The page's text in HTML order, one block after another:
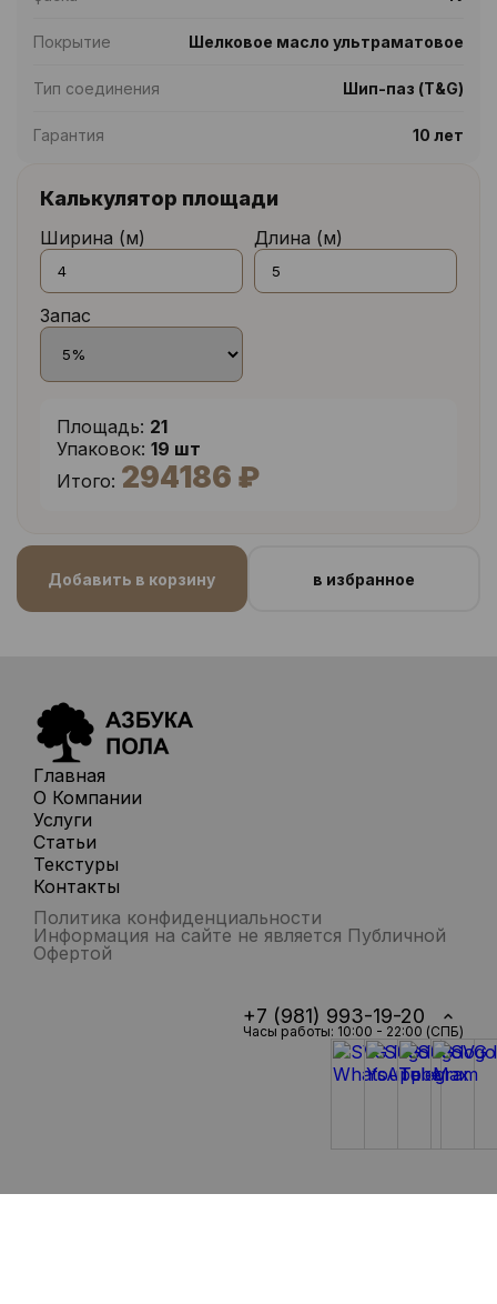
Покрытие Шелковое масло ультраматовое
Тип соединения Шип-паз (T&G)
Гарантия 10 лет
Калькулятор площади
Ширина (м) Длина (м)
Запас
Площадь: 21
Упаковок: 19 шт
Итого: 294186 ₽
Добавить в корзину в избранное
Главная
О Компании
Услуги
Статьи
Текстуры
Контакты
Политика конфиденциальности
Информация на сайте не является Публичной
Офертой
+7 (981) 993-19-20
Часы работы: 10:00 - 22:00 (СПБ)